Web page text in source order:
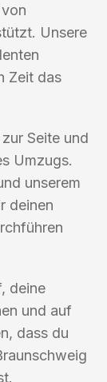
Unsere
Zeit das
Seite und
Umzugs.
unserem
deinen
deine
und auf
dass du